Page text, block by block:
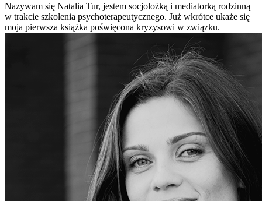
Nazywam się Natalia Tur, jestem socjolożką i mediatorką rodzinną
w trakcie szkolenia psychoterapeutycznego. Już wkrótce ukaże się
moja pierwsza książka poświęcona kryzysowi w związku.